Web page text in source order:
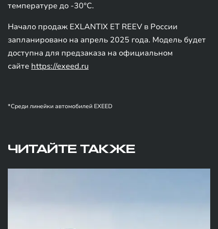
температуре до -30°C.
Начало продаж EXLANTIX ET REEV в России
запланировано на апрель 2025 года. Модель будет
доступна для предзаказа на официальном
сайте https://exeed.ru
*Среди линейки автомобилей EXEED
ЧИТАЙТЕ ТАКЖЕ